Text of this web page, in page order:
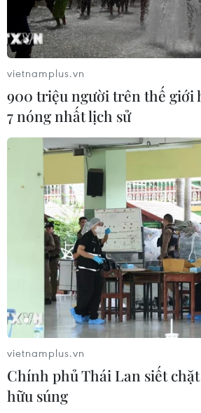
Phó Thủ tướng, Bộ trưởng Ngoại giao
với Bộ trưởng Kinh tế Thụy Sĩ Schneider
Morosani Schweizerof bên lề WEF
Uyên/Vietnam+)
Thời khắc khai mạc Diễn đàn
cũng là lúc công tác chuẩn bị
thường niên Davos đã hoàn tất.
Mặc dù những phiên họp chính
nghị chỉ trong khoảng bốn
chức phải lên kế hoạch cho hơn
vietnamplus.vn
900 triệu người trên thế giới
7 nóng nhất lịch sử
vietnamplus.vn
Chính phủ Thái Lan siết
hữu súng